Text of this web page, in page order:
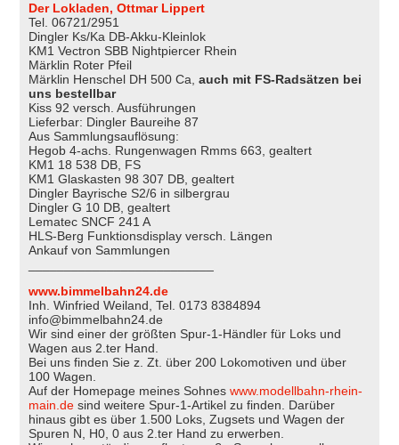
Der Lokladen, Ottmar Lippert
Tel. 06721/2951
Dingler Ks/Ka DB-Akku-Kleinlok
KM1 Vectron SBB Nightpiercer Rhein
Märklin Roter Pfeil
Märklin Henschel DH 500 Ca,auch mit FS-Radsätzen bei
uns bestellbar
Kiss 92 versch. Ausführungen
Lieferbar: Dingler Baureihe 87
Aus Sammlungsauflösung:
Hegob 4-achs. Rungenwagen Rmms 663, gealtert
KM1 18 538 DB, FS
KM1 Glaskasten 98 307 DB, gealtert
Dingler Bayrische S2/6 in silbergrau
Dingler G 10 DB, gealtert
Lematec SNCF 241 A
HLS-Berg Funktionsdisplay versch. Längen
Ankauf von Sammlungen
www.bimmelbahn24.de
Inh. Winfried Weiland, Tel. 0173 8384894
info@bimmelbahn24.de
Wir sind einer der größten Spur-1-Händler für Loks und
Wagen aus 2.ter Hand.
Bei uns finden Sie z. Zt. über 200 Lokomotiven und über
100 Wagen.
Auf der Homepage meines Sohneswww.modellbahn-rhein-
main.de sind weitere Spur-1-Artikel zu finden. Darüber
hinaus gibt es über 1.500 Loks, Zugsets und Wagen der
Spuren N, H0, 0 aus 2.ter Hand zu erwerben.